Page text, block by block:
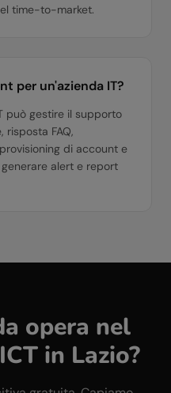
time-to-market.
per un'azienda IT?
può gestire il supporto
risposta FAQ,
di account e
alert e report
opera nel
in Lazio?